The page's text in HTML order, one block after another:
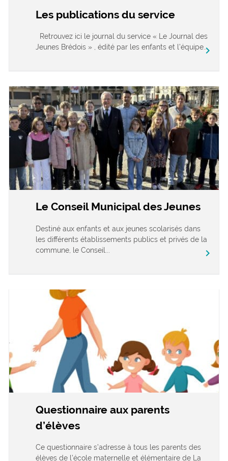
Les publications du service
Retrouvez ici le journal du service « Le Journal des
Jeunes Brédois » , édité par les enfants et l’équipe...
chevron_right
Le Conseil Municipal des Jeunes
Destiné aux enfants et aux jeunes scolarisés dans
les différents établissements publics et privés de la
commune, le Conseil...
chevron_right
Questionnaire aux parents
d’élèves
Ce questionnaire s’adresse à tous les parents des
élèves de l’école maternelle et élémentaire de La